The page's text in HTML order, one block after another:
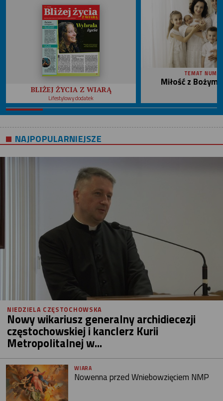
BLIŻEJ ŻYCIA Z WIARĄ
Lifestylowy dodatek
TEMAT
Miłość z
NAJPOPULARNIEJSZE
NIEDZIELA CZĘSTOCHOWSKA
Nowy wikariusz generalny archidiecezji
częstochowskiej i kanclerz Kurii
Metropolitalnej w...
WIARA
Nowenna przed Wniebowzięciem NMP